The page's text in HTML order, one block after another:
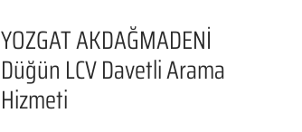
YOZGAT AKDAĞMADENİ
Düğün LCV Davetli Arama
Hizmeti